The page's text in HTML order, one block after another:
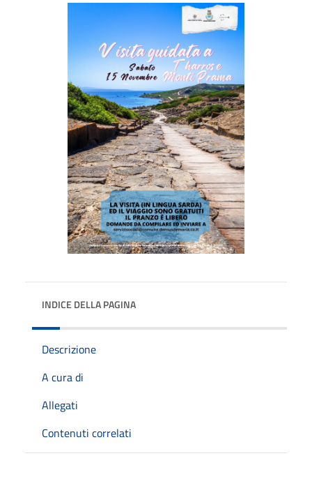
INDICE DELLA PAGINA
Descrizione
A cura di
Allegati
Contenuti correlati